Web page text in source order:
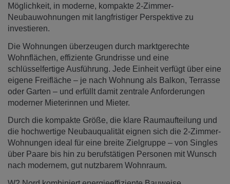
Möglichkeit, in moderne, kompakte 2-Zimmer-
Neubauwohnungen mit langfristiger Perspektive zu
investieren.
Die Wohnungen überzeugen durch marktgerechte
Wohnflächen, effiziente Grundrisse und eine
schlüsselfertige Ausführung. Jede Einheit verfügt über eine
eigene Freifläche – je nach Wohnung als Balkon, Terrasse
oder Garten – und erfüllt damit zentrale Anforderungen
moderner Mieterinnen und Mieter.
Durch die kompakte Größe, die klare Raumaufteilung und
die hochwertige Neubauqualität eignen sich die 2-Zimmer-
Wohnungen ideal für eine breite Zielgruppe – von Singles
über Paare bis hin zu berufstätigen Personen mit Wunsch
nach modernem, gut nutzbarem Wohnraum.